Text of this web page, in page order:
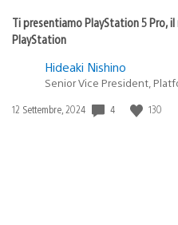
Ti presentiamo PlayStation 5 Pro,
PlayStation
Hideaki Nishino
Senior Vice President,
Data
12 Settembre, 2024 4 130